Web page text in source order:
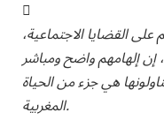
على القضايا الاجتماعية،
إلهامهم واضح ومباشر
هي جزء من الحياة
المغربية.